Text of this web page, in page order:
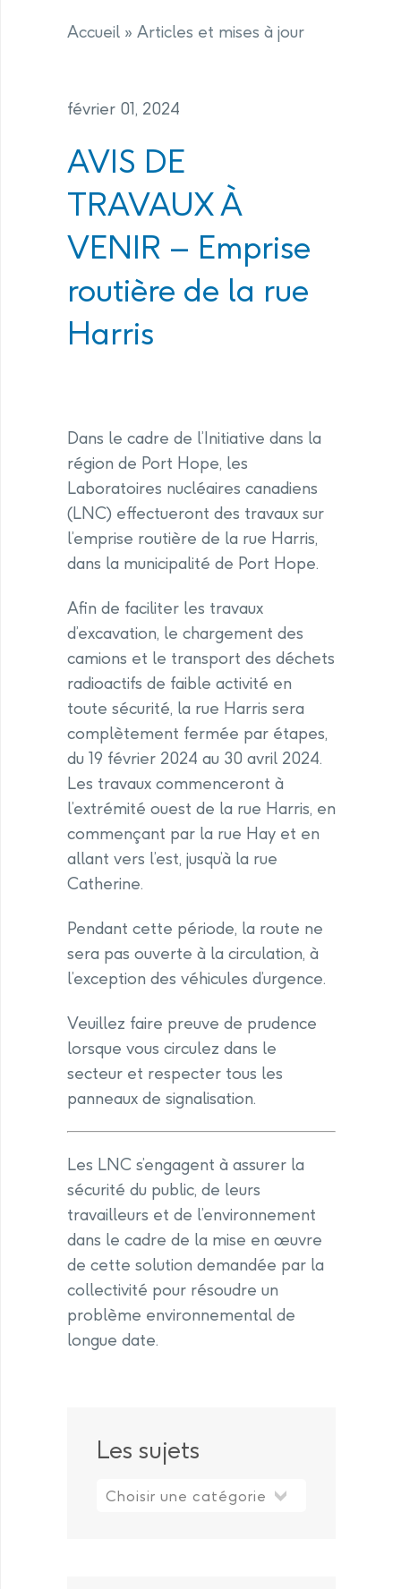
Accueil » Articles et mises à jour
février 01, 2024
AVIS DE
TRAVAUX À
VENIR – Emprise
routière de la rue
Harris
Dans le cadre de l’Initiative dans la
région de Port Hope, les
Laboratoires nucléaires canadiens
(LNC) effectueront des travaux sur
l’emprise routière de la rue Harris,
dans la municipalité de Port Hope.
Afin de faciliter les travaux
d’excavation, le chargement des
camions et le transport des déchets
radioactifs de faible activité en
toute sécurité, la rue Harris sera
complètement fermée par étapes,
du 19 février 2024 au 30 avril 2024.
Les travaux commenceront à
l’extrémité ouest de la rue Harris, en
commençant par la rue Hay et en
allant vers l’est, jusqu’à la rue
Catherine.
Pendant cette période, la route ne
sera pas ouverte à la circulation, à
l’exception des véhicules d’urgence.
Veuillez faire preuve de prudence
lorsque vous circulez dans le
secteur et respecter tous les
panneaux de signalisation.
Les LNC s’engagent à assurer la
sécurité du public, de leurs
travailleurs et de l’environnement
dans le cadre de la mise en œuvre
de cette solution demandée par la
collectivité pour résoudre un
problème environnemental de
longue date.
Les sujets